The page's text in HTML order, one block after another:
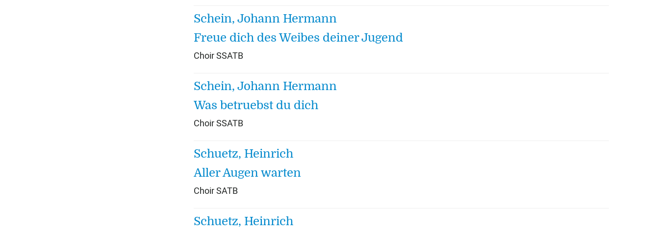
Schein, Johann Hermann
Freue dich des Weibes deiner Jugend
Choir SSATB
Schein, Johann Hermann
Was betruebst du dich
Choir SSATB
Schuetz, Heinrich
Aller Augen warten
Choir SATB
Schuetz, Heinrich